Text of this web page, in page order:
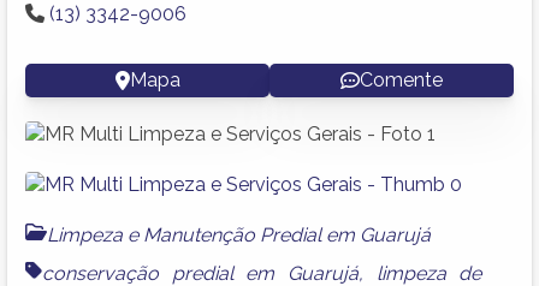
(13) 3342-9006
Mapa Comente
Limpeza e Manutenção Predial em Guarujá
conservação predial em Guarujá, limpeza de